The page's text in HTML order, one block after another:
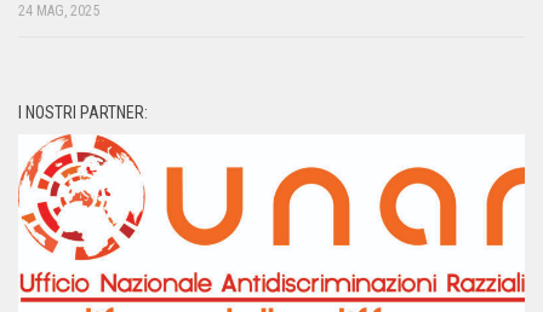
24 MAG, 2025
I NOSTRI PARTNER: